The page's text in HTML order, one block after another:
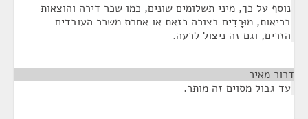
נוסף על כך, מיני תשלומים שונים, כמו שכר דירה והוצאות
בריאות, מוּרָדִים בצורה כזאת או אחרת משכר העובדים
הזרים, וגם זה ניצול לרעה.
דרור מאיר
עד גבול מסוים זה מותר.